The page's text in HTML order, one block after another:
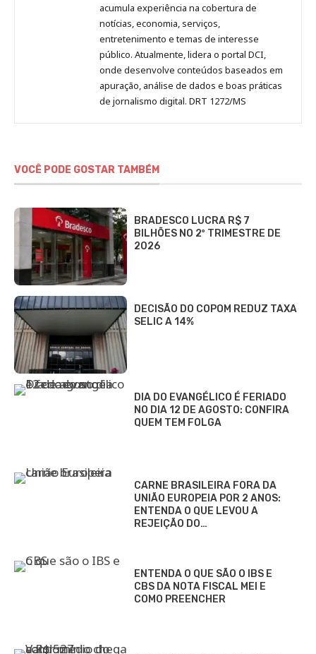
acumula experiência na cobertura de
notícias, economia, serviços,
entretenimento e temas de interesse
público. Atualmente, lidera o portal DCI,
onde desenvolve conteúdos baseados em
apuração, análise de dados e boas práticas
de jornalismo digital. DRT 1272/MS
VOCÊ PODE GOSTAR TAMBÉM
BRADESCO LUCRA R$ 7
BILHÕES NO 2º TRIMESTRE DE
2026
DECISÃO DO COPOM REDUZ TAXA
SELIC A 14%
DIA DO EVANGÉLICO É FERIADO
NO DIA 12 DE AGOSTO: CONFIRA
QUEM TEM FOLGA
CARNE BRASILEIRA FORA DA
UNIÃO EUROPEIA POR 2 ANOS:
ENTENDA O QUE LEVOU A
REJEIÇÃO DO…
ENTENDA O QUE SÃO O IBS E
CBS DA NOTA FISCAL MEI E
COMO PREENCHER